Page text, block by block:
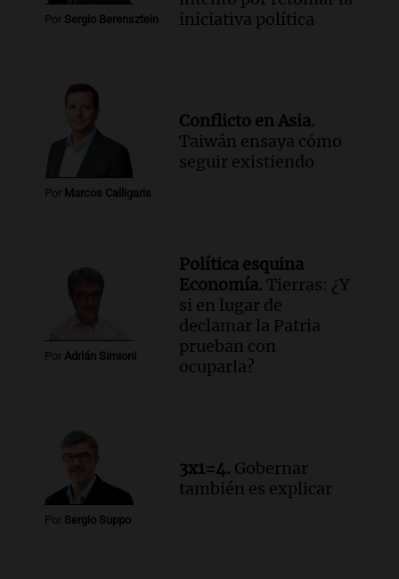
Audio.El Polo Obrero marcha en
Panorama Federal
Audio.
La marcha de gremios y
organizaciones sociales por San
Cayetano avanza hacia el Monumento
Noticias Rosario
Por Sergio Berensztein
iniciativa política
Por Marcos Calligaris
Conflicto en Asia.
Taiwán ensaya cómo
seguir existiendo
Por Adrián Simioni
Política esquina
Economía. Tierras: ¿Y
si en lugar de
declamar la Patria
prueban con
ocuparla?
Por Sergio Suppo
3x1=4. Gobernar
también es explicar